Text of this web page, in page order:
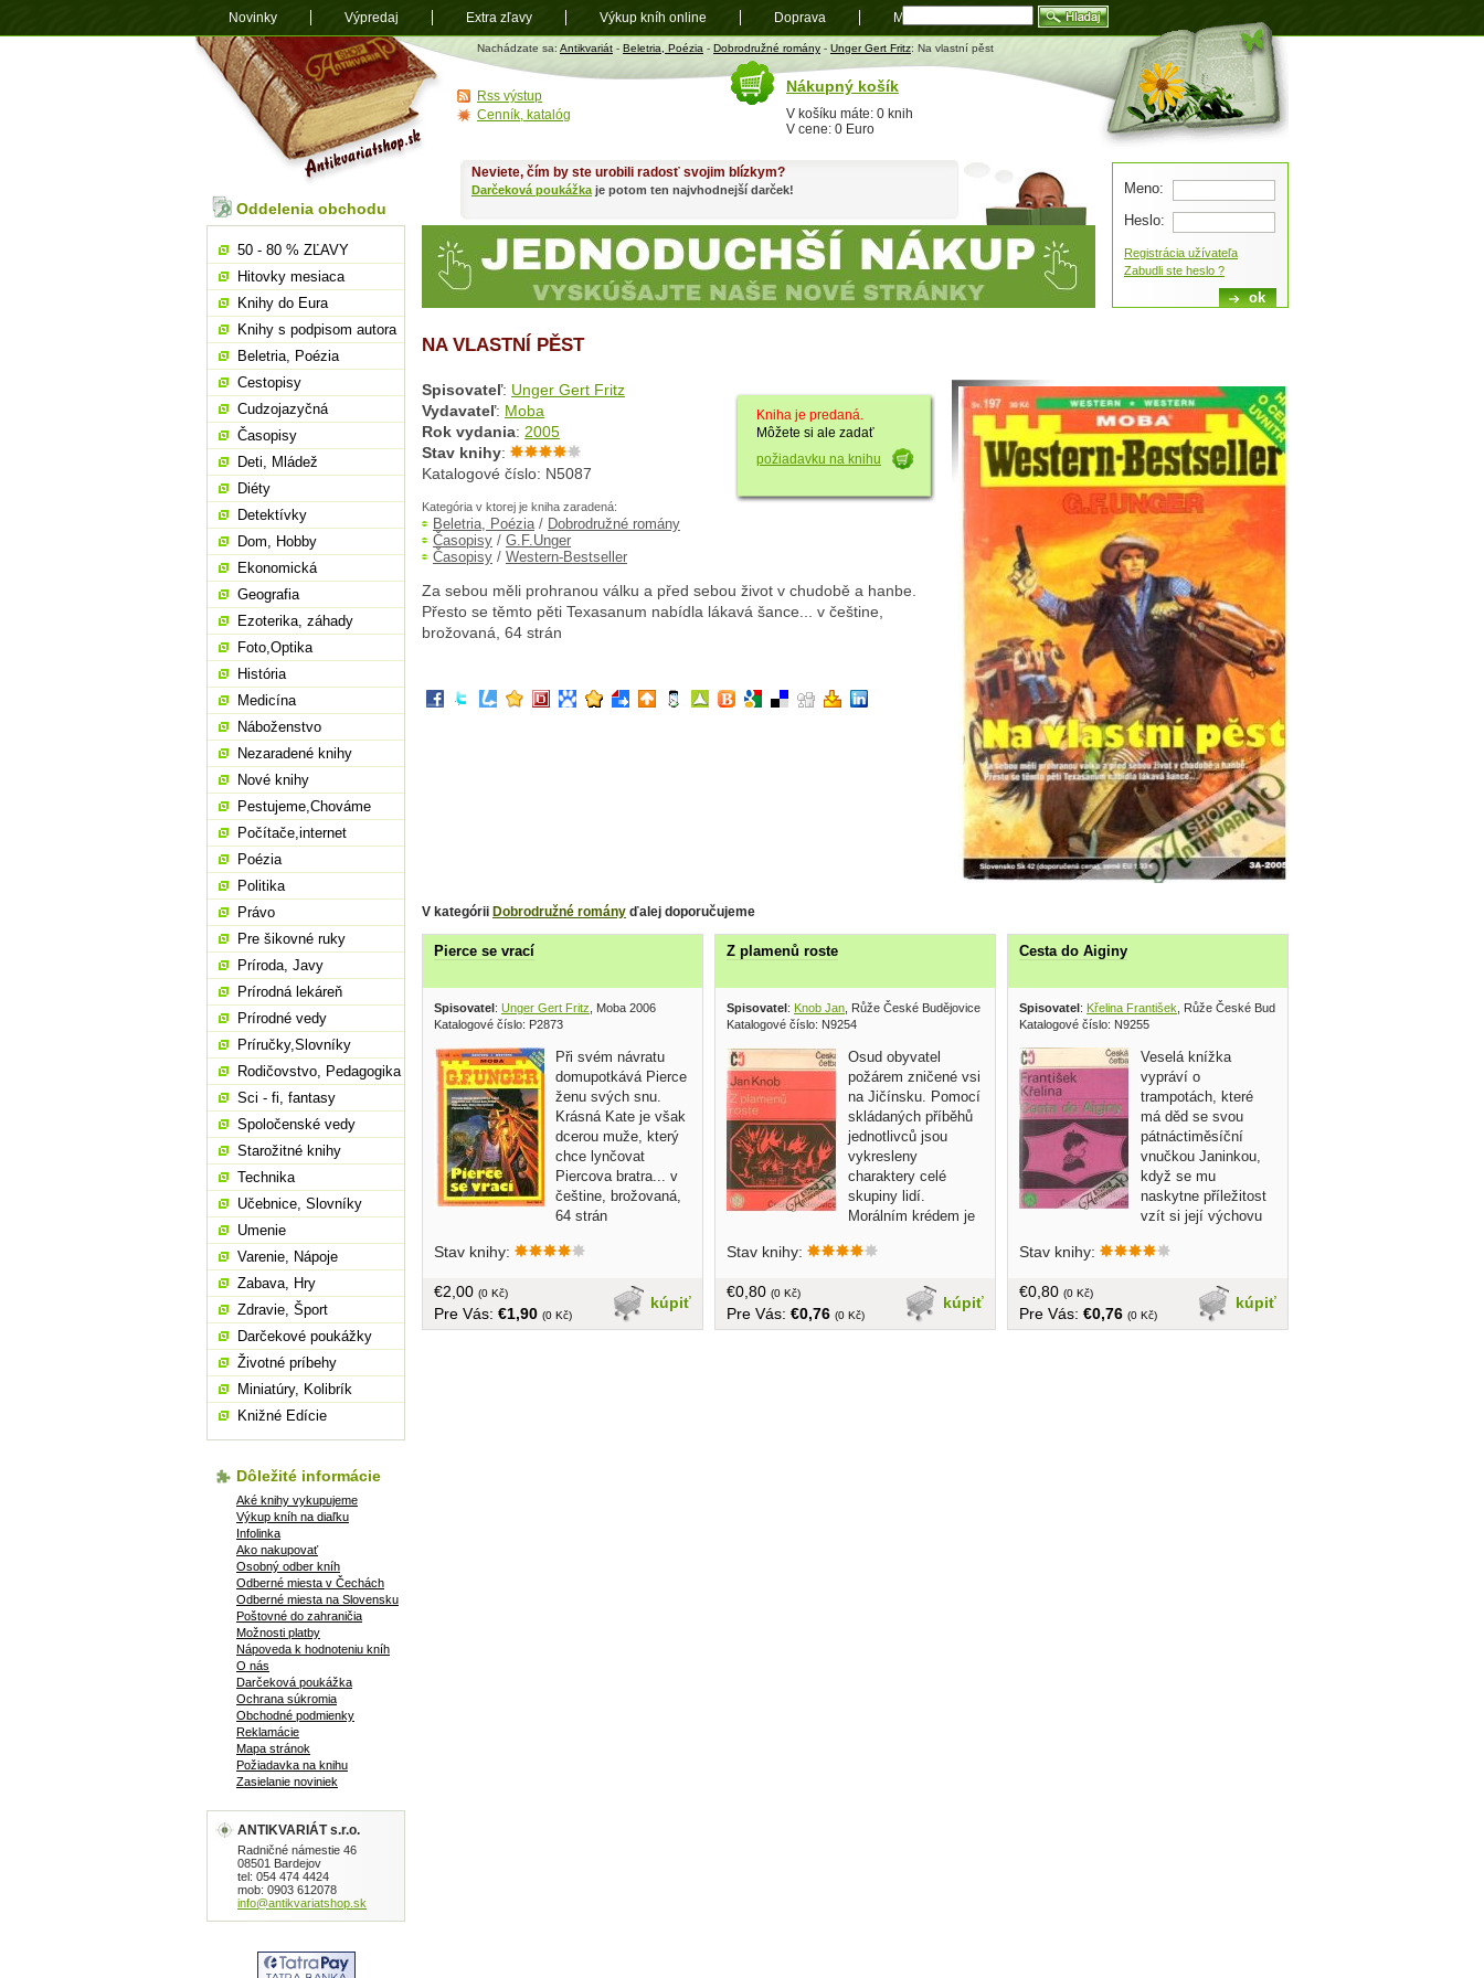
Antikvariát
shop.sk
Nachádzate sa: Antikvariát - Beletria, Poézia - Dobrodružné romány - Unger Gert Fritz: Na vlastní pěst
NA VLASTNÍ PĚST
Kniha je predaná.
Môžete si ale zadať
požiadavku na knihu
Spisovateľ: Unger Gert Fritz
Vydavateľ: Moba
Rok vydania: 2005
Stav knihy:
Katalogové číslo: N5087
Kategória v ktorej je kniha zaradená:
Beletria, Poézia/ Dobrodružné romány
Časopisy / G.F.Unger
Časopisy / Western-Bestseller
Za sebou měli prohranou válku a před sebou život v chudobě a hanbe.
Přesto se těmto pěti Texasanum nabídla lákavá šance... v češtine,
brožovaná, 64 strán
V kategórii Dobrodružné romány ďalej doporučujeme
Pierce se vrací
Spisovatel: Unger Gert Fritz , Moba 2006
Katalogové číslo: P2873
Při svém návratu
domupotkává Pierce
ženu svých snu.
Krásná Kate je však
dcerou muže, který
chce lynčovat
Piercova bratra... v
češtine, brožovaná,
64 strán
Stav knihy:
kúpiť
€2,00 (0 Kč)
Pre Vás: €1,90 (0 Kč)
Z plamenů roste
Spisovatel: Knob Jan , Růže České Budějovice 1969
Katalogové číslo: N9254
Osud obyvatel
požárem zničené vsi
na Jičínsku. Pomocí
skládaných příběhů
jednotlivců jsou
vykresleny
charaktery celé
skupiny lidí.
Morálním krédem je
soudržnosti a spolupráce v neštěstí... v
Stav knihy:
kúpiť
€0,80 (0 Kč)
Pre Vás: €0,76 (0 Kč)
Cesta do Aiginy
Spisovatel: Křelina František , Růže České Budějovice 1969
Katalogové číslo: N9255
Veselá knížka
vypráví o
trampotách, které
má děd se svou
pátnáctiměsíční
vnučkou Janinkou,
když se mu
naskytne příležitost
vzít si její výchovu
komplikované asistence početné
Stav knihy:
kúpiť
€0,80 (0 Kč)
Pre Vás: €0,76 (0 Kč)
Neviete, čím by ste urobili radosť svojim blízkym?
Darčeková poukážka je potom ten najvhodnejší darček!
Oddelenia obchodu
50 - 80 % ZĽAVY
Hitovky mesiaca
Knihy do Eura
Knihy s podpisom autora
Beletria, Poézia
Cestopisy
Cudzojazyčná
Časopisy
Deti, Mládež
Diéty
Detektívky
Dom, Hobby
Ekonomická
Geografia
Ezoterika, záhady
Foto,Optika
História
Medicína
Náboženstvo
Nezaradené knihy
Nové knihy
Pestujeme,Chováme
Počítače,internet
Poézia
Politika
Právo
Pre šikovné ruky
Príroda, Javy
Prírodná lekáreň
Prírodné vedy
Príručky,Slovníky
Rodičovstvo, Pedagogika
Sci - fi, fantasy
Spoločenské vedy
Starožitné knihy
Technika
Učebnice, Slovníky
Umenie
Varenie, Nápoje
Zabava, Hry
Zdravie, Šport
Darčekové poukážky
Životné príbehy
Miniatúry, Kolibrík
Knižné Edície
Dôležité informácie
Aké knihy vykupujeme
Výkup kníh na diaľku
Infolinka
Ako nakupovať
Osobný odber kníh
Odberné miesta v Čechách
Odberné miesta na Slovensku
Poštovné do zahraničia
Možnosti platby
Nápoveda k hodnoteniu kníh
O nás
Darčeková poukážka
Ochrana súkromia
Obchodné podmienky
Reklamácie
Mapa stránok
Požiadavka na knihu
Zasielanie noviniek
ANTIKVARIÁT s.r.o.
Radničné námestie 46
08501 Bardejov
tel: 054 474 4424
mob: 0903 612078
info@antikvariatshop.sk
Meno:
Heslo:
Registrácia užívateľa
Zabudli ste heslo ?
Nákupný košík
V košíku máte: 0 knih
V cene: 0 Euro
Rss výstup
Cenník, katalóg
Novinky Výpredaj Extra zľavy Výkup kníh online Doprava Mapa